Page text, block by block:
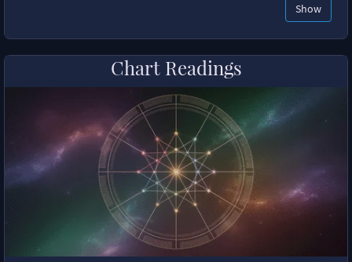
Show
Chart Readings